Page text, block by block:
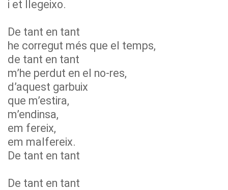
i et llegeixo.
De tant en tant
he corregut més que el temps,
de tant en tant
m’he perdut en el no-res,
d’aquest garbuix
que m’estira,
m’endinsa,
em fereix,
em malfereix.
De tant en tant
De tant en tant